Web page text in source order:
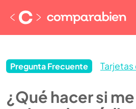
Pregunta Frecuente
¿Qué hacer si